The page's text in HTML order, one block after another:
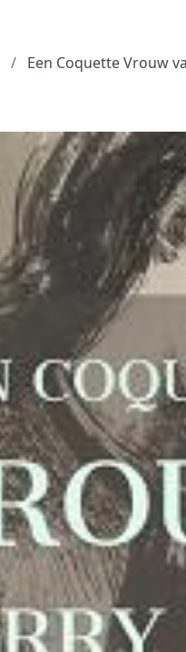
Een Coquette Vrouw